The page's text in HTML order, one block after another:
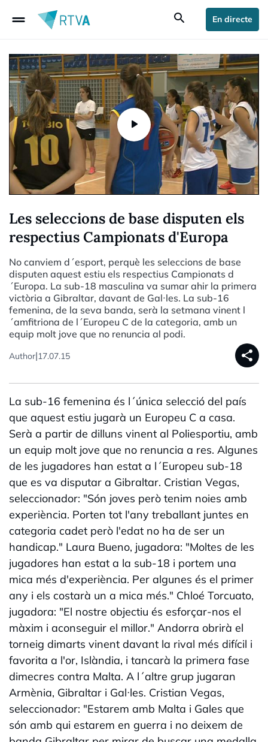
drag_handle search En directe
Les seleccions de base disputen els
respectius Campionats d'Europa
No canviem d´esport, perquè les seleccions de base
disputen aquest estiu els respectius Campionats d
´Europa. La sub-18 masculina va sumar ahir la primera
victòria a Gibraltar, davant de Gal·les. La sub-16
femenina, de la seva banda, serà la setmana vinent l
´amfitriona de l´Europeu C de la categoria, amb un
equip molt jove que no renuncia al podi.
Author|17.07.15 share
La sub-16 femenina és l´única selecció del país
que aquest estiu jugarà un Europeu C a casa.
Serà a partir de dilluns vinent al Poliesportiu, amb
un equip molt jove que no renuncia a res. Algunes
de les jugadores han estat a l´Europeu sub-18
que es va disputar a Gibraltar. Cristian Vegas,
seleccionador: "Són joves però tenim noies amb
experiència. Porten tot l'any treballant juntes en
categoria cadet però l'edat no ha de ser un
handicap." Laura Bueno, jugadora: "Moltes de les
jugadores han estat a la sub-18 i portem una
mica més d'experiència. Per algunes és el primer
any i els costarà un a mica més." Chloé Torcuato,
jugadora: "El nostre objectiu és esforçar-nos el
màxim i aconseguir el millor." Andorra obrirà el
torneig dimarts vinent davant la rival més difícil i
favorita a l'or, Islàndia, i tancarà la primera fase
dimecres contra Malta. A l´altre grup jugaran
Armènia, Gibraltar i Gal·les. Cristian Vegas,
seleccionador: "Estarem amb Malta i Gales que
són amb qui estarem en guerra i no deixem de